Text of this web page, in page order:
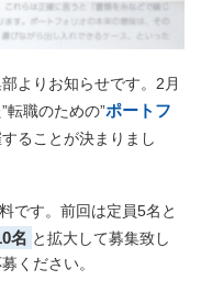
よりお知らせです。2月
転職のための”ポートフ
ることが決まりまし
です。前回は定員5名と
名 と拡大して募集致し
ください。